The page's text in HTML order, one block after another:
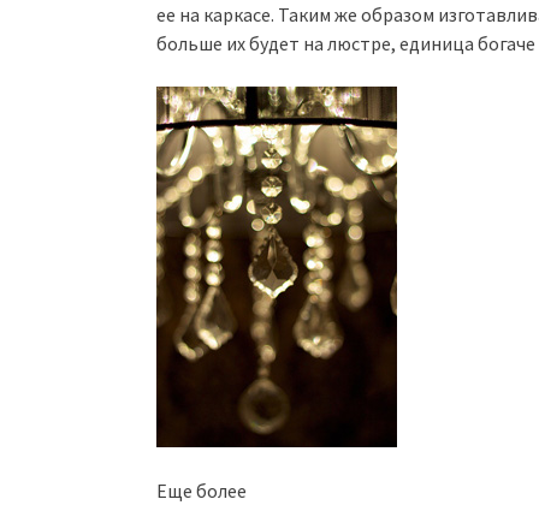
ее на каркасе. Таким же образом
больше их будет на люстре, единица
Еще более